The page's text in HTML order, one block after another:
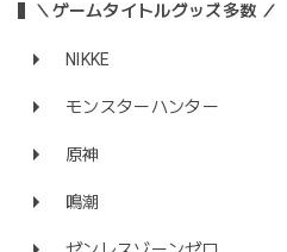
＼ゲームタイトルグッズ多数 ／
NIKKE
モンスターハンター
原神
鳴潮